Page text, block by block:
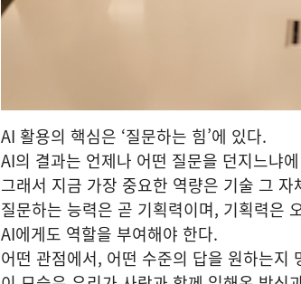
AI 활용의 핵심은 ‘질문하는 힘’에 있다.
AI의 결과는 언제나 어떤 질문을 던지느냐
그래서 지금 가장 중요한 역량은 기술 그
질문하는 능력은 곧 기획력이며, 기획력은
AI에게도 역할을 부여해야 한다.
어떤 관점에서, 어떤 수준의 답을 원하는지